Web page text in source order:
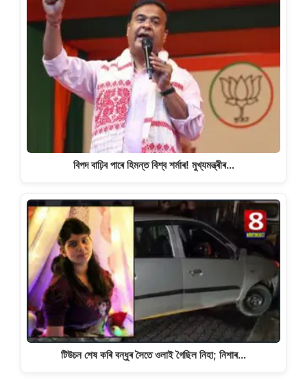
বিপদ বাঢ়িব পাৰে হিমন্ত বিশ্ব শৰ্মাৰ! মুখ্যমন্ত্ৰীৰ…
টিউচন শেষ কৰি বন্ধুৰ সৈতে ওলাই গৈছিল নিহা; নিশাৰ…